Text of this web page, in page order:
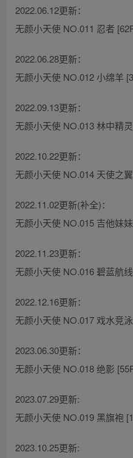
2022.06.12更新：
无颜小天使 NO.011 忍者
2022.06.28更新：
无颜小天使 NO.012 小绵羊
2022.09.13更新：
无颜小天使 NO.013 林中精
2022.10.22更新：
无颜小天使 NO.014 天使之
2022.11.02更新(补全)：
无颜小天使 NO.015 吉他妹
2022.11.23更新：
无颜小天使 NO.016 碧蓝航
2022.12.16更新：
无颜小天使 NO.017 戏水竞
2023.06.30更新：
无颜小天使 NO.018 绝影
2023.07.29更新:
无颜小天使 NO.019 黑旗袍
2023.10.25更新: